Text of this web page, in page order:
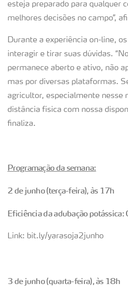
esteja preparado para qualquer
melhores decisões no campo”,
Durante a experiência on-line,
interagir e tirar suas dúvidas.
permanece aberto e ativo, não
mas por diversas plataformas.
agricultor, especialmente nesse
distância física com nossa
finaliza.
Programação da semana:
2 de junho (terça-feira), às 17h
Eficiência da adubação potássica:
Link: bit.ly/yarasoja2junho
3 de junho (quarta-feira), às 18h